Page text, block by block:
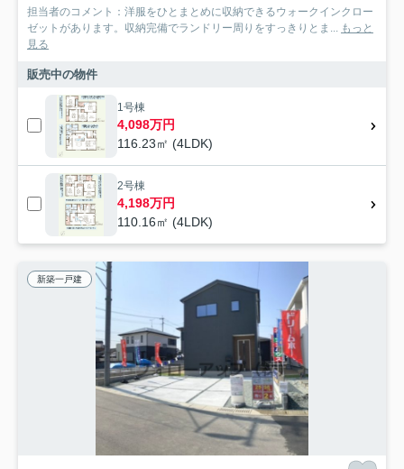
担当者のコメント：洋服をひとまとめに収納できるウォークインクロー
ゼットがあります。収納完備でランドリー周りをすっきりとま...
もっと
見る
販売中の物件
1号棟
4,098万円
116.23㎡ (4LDK)
2号棟
4,198万円
110.16㎡ (4LDK)
新築一戸建